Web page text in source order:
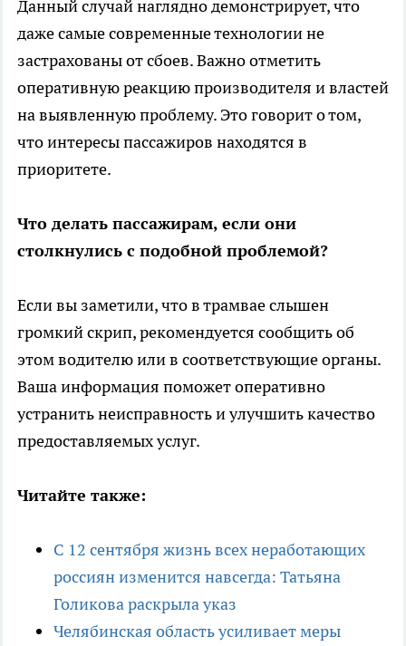
Данный случай наглядно демонстрирует, что
даже самые современные технологии не
застрахованы от сбоев. Важно отметить
оперативную реакцию производителя и властей
на выявленную проблему. Это говорит о том,
что интересы пассажиров находятся в
приоритете.
Что делать пассажирам, если они
столкнулись с подобной проблемой?
Если вы заметили, что в трамвае слышен
громкий скрип, рекомендуется сообщить об
этом водителю или в соответствующие органы.
Ваша информация поможет оперативно
устранить неисправность и улучшить качество
предоставляемых услуг.
Читайте также:
С 12 сентября жизнь всех неработающих
россиян изменится навсегда: Татьяна
Голикова раскрыла указ
Челябинская область усиливает меры